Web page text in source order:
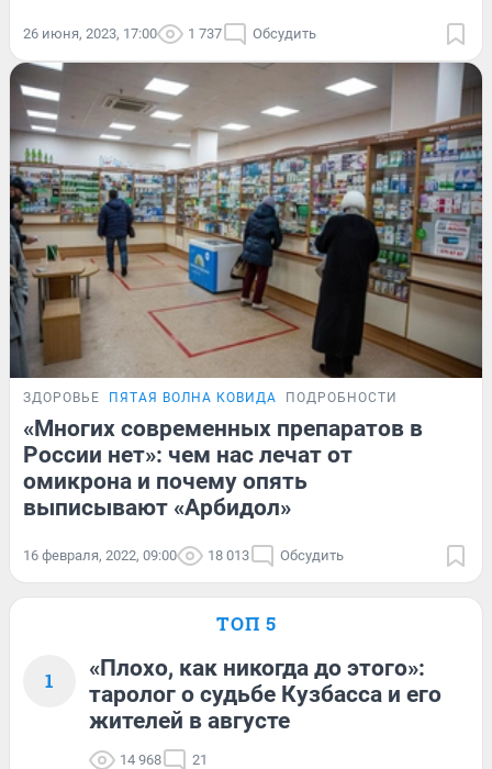
26 июня, 2023, 17:00 1 737 Обсудить
ЗДОРОВЬЕ ПЯТАЯ ВОЛНА КОВИДА ПОДРОБНОСТИ
«Многих современных препаратов в
России нет»: чем нас лечат от
омикрона и почему опять
выписывают «Арбидол»
16 февраля, 2022, 09:00 18 013 Обсудить
ТОП 5
1
«Плохо, как никогда до этого»:
таролог о судьбе Кузбасса и его
жителей в августе
14 968 21